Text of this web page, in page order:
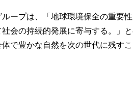
ープは、「地球環境保全の重要
会の持続的発展に寄与する。」
で豊かな自然を次の世代に残す